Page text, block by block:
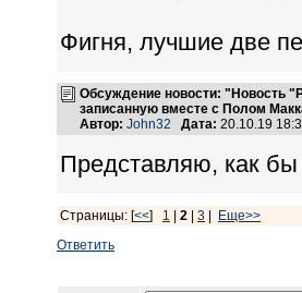
Фигня, лучшие две
Обсуждение новости: "Новость
записанную вместе с Полом
Автор: John32 Дата: 20.10.19
Представляю, как
Страницы: [<<] 1 2 3
Еще>>
Ответить